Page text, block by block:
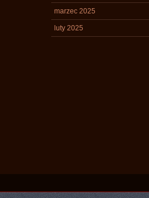
marzec 2025
luty 2025